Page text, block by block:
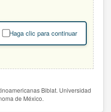
Haga clic para continuar
Biblat. Universidad
de México.